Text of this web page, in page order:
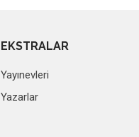
EKSTRALAR
Yayınevleri
Yazarlar